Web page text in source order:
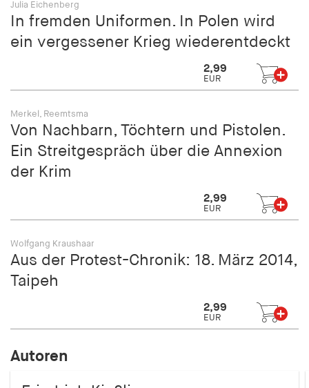
Julia Eichenberg
In fremden Uniformen. In Polen wird
ein vergessener Krieg wiederentdeckt
2,99
EUR
Merkel, Reemtsma
Von Nachbarn, Töchtern und Pistolen.
Ein Streitgespräch über die Annexion
der Krim
2,99
EUR
Wolfgang Kraushaar
Aus der Protest-Chronik: 18. März 2014,
Taipeh
2,99
EUR
Autoren